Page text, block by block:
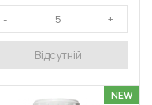
Відсутній
NEW